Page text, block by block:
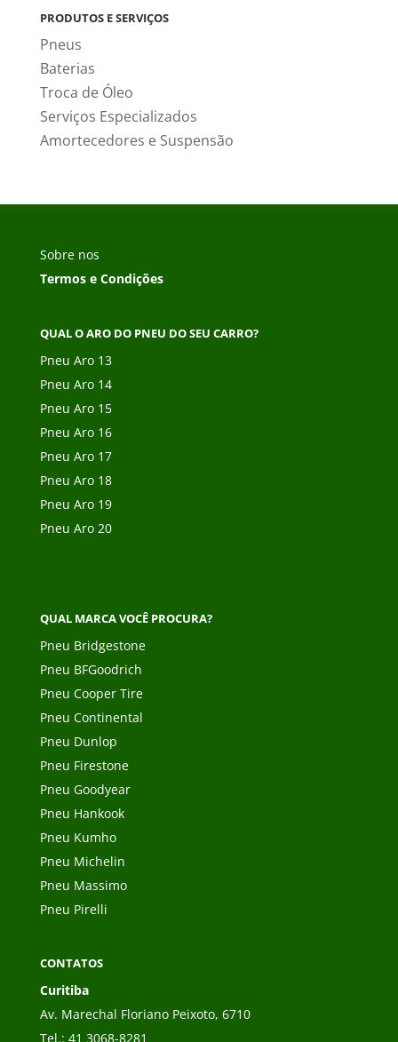
PRODUTOS E SERVIÇOS
Pneus
Baterias
Troca de Óleo
Serviços Especializados
Amortecedores e Suspensão
Sobre nos
Termos e Condições
QUAL O ARO DO PNEU DO SEU CARRO?
Pneu Aro 13
Pneu Aro 14
Pneu Aro 15
Pneu Aro 16
Pneu Aro 17
Pneu Aro 18
Pneu Aro 19
Pneu Aro 20
QUAL MARCA VOCÊ PROCURA?
Pneu Bridgestone
Pneu BFGoodrich
Pneu Cooper Tire
Pneu Continental
Pneu Dunlop
Pneu Firestone
Pneu Goodyear
Pneu Hankook
Pneu Kumho
Pneu Michelin
Pneu Massimo
Pneu Pirelli
CONTATOS
Curitiba
Av. Marechal Floriano Peixoto, 6710
Tel.: 41 3068-8281